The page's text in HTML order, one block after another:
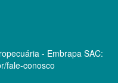
- Embrapa SAC:
fale-conosco